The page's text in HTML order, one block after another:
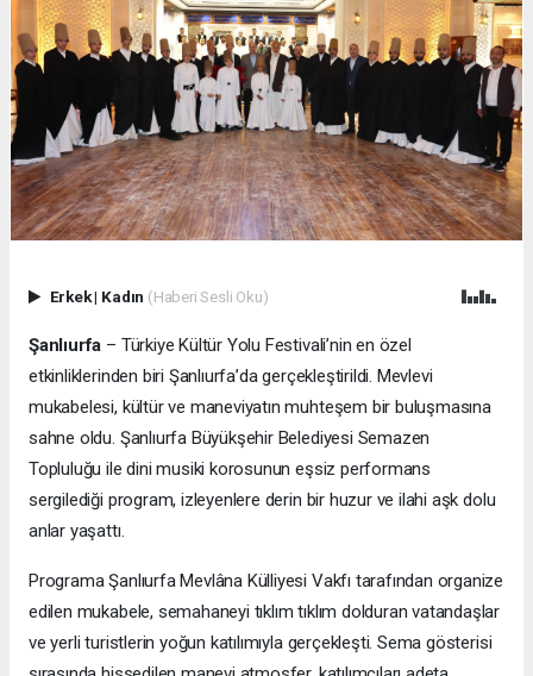
Erkek| Kadın (Haberi Sesli Oku)
Şanlıurfa – Türkiye Kültür Yolu Festivali’nin en özel
etkinliklerinden biri Şanlıurfa’da gerçekleştirildi. Mevlevi
mukabelesi, kültür ve maneviyatın muhteşem bir buluşmasına
sahne oldu. Şanlıurfa Büyükşehir Belediyesi Semazen
Topluluğu ile dini musiki korosunun eşsiz performans
sergilediği program, izleyenlere derin bir huzur ve ilahi aşk dolu
anlar yaşattı.
ProgramaŞanlıurfa Mevlâna Külliyesi Vakfı tarafından organize
edilen mukabele, semahaneyi tıklım tıklım dolduran vatandaşlar
ve yerli turistlerin yoğun katılımıyla gerçekleşti. Sema gösterisi